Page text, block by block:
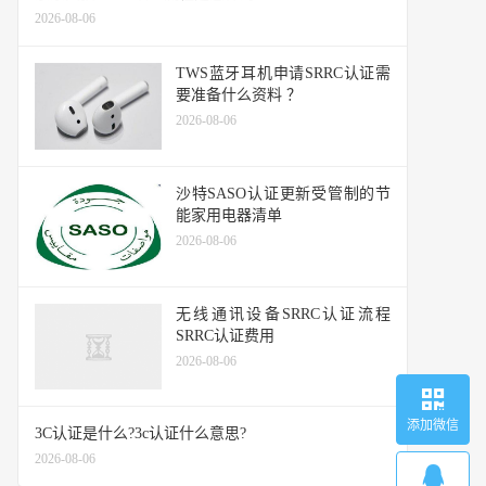
2026-08-06
TWS蓝牙耳机申请SRRC认证需
要准备什么资料 ？
2026-08-06
沙特SASO认证更新受管制的节
能家用电器清单
2026-08-06
无线通讯设备SRRC认证流程
SRRC认证费用
2026-08-06
3C认证是什么?3c认证什么意思?
2026-08-06
添加微信